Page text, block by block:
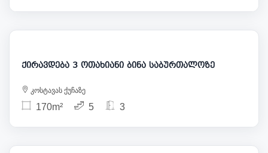
1 050
ქირავდება 3 ოთახიანი ბინა საბურთალოზე
კოსტავას ქუჩაზე
170m² 5 3
850